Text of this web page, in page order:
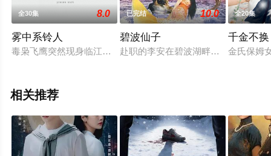
全30集 8.0
雾中系铃人
毒枭飞鹰突然现身临江市并利用精密设计摆脱公安机关围补。
已完结 10.0
碧波仙子
赴职的李安在碧波湖畔被余县贪官授
全20集
千金不换
金氏保姆
相关推荐